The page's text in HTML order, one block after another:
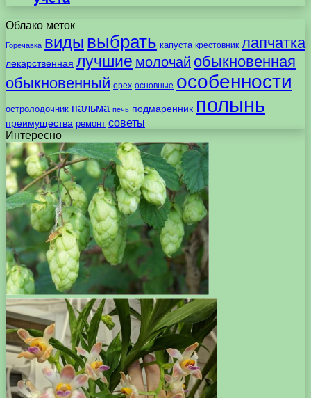
Облако меток
Горечавка виды выбрать капуста крестовник лапчатка
лекарственная лучшие молочай обыкновенная
обыкновенный орех основные особенности
остролодочник пальма печь подмаренник полынь
преимущества ремонт советы
Интересно